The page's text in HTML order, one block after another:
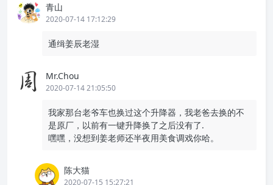
青山
2020-07-14 17:12:29
通缉姜辰老湿
Mr.Chou
2020-07-14 21:05:50
我家那台老爷车也换过这个升降器，我老爸去换的不
是原厂，以前有一键升降换了之后没有了.
嘿嘿，没想到姜老师还半夜用美食调戏你哈。
陈大猫
2020-07-15 15:27:21